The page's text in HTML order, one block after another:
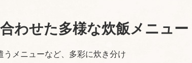
わせた多様な炊飯メニュー
うメニューなど、 多彩に炊き分け